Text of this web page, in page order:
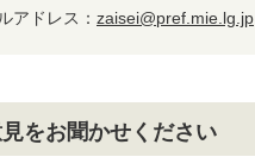
アドレス： zaisei@pref.mie.lg.jp
をお聞かせください